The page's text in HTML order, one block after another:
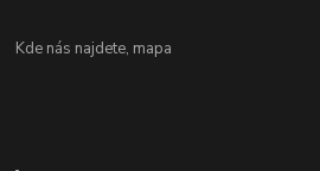
Kde nás najdete, mapa